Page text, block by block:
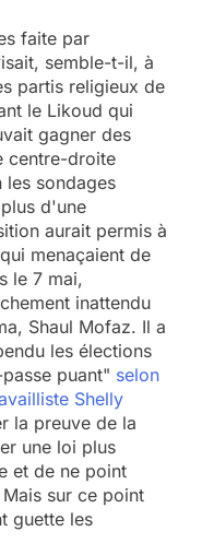
faite par
semble-t-il, à
partis religieux de
le Likoud qui
gagner des
centre-droite
les sondages
d'une
aurait permis à
menaçaient de
le 7 mai,
inattendu
Shaul Mofaz. Il a
les élections
puant" selon
Shelly
la preuve de la
une loi plus
et de ne point
sur ce point
guette les